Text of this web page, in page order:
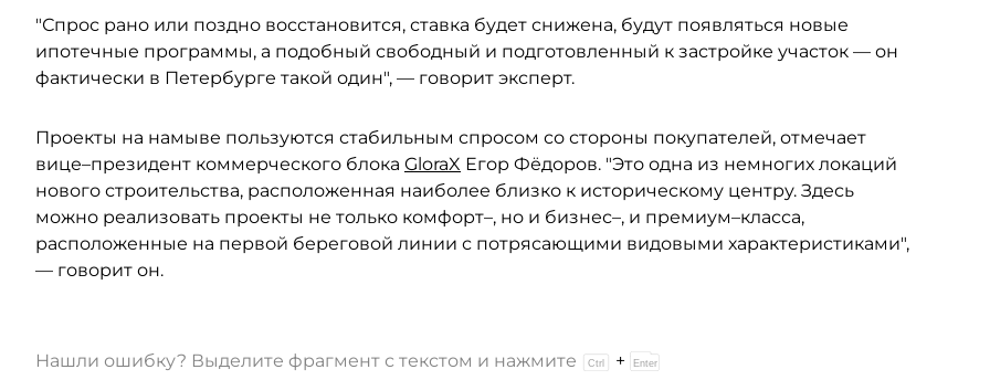
"Спрос рано или поздно восстановится, ставка будет снижена, будут появляться новые
ипотечные программы, а подобный свободный и подготовленный к застройке участок — он
фактически в Петербурге такой один", — говорит эксперт.
Проекты на намыве пользуются стабильным спросом со стороны покупателей, отмечает
вице–президент коммерческого блока GloraX Егор Фёдоров. "Это одна из немногих локаций
нового строительства, расположенная наиболее близко к историческому центру. Здесь
можно реализовать проекты не только комфорт–, но и бизнес–, и премиум–класса,
расположенные на первой береговой линии с потрясающими видовыми характеристиками",
— говорит он.
Нашли ошибку? Выделите фрагмент с текстом и нажмите +